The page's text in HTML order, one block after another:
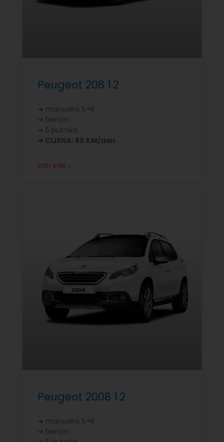
Peugeot 208 1.2
➔ manuelni; 5+R
➔ benzin
➔ 5 putnika
➔ CIJENA: 80 KM/dan
VIDI VIŠE »
Peugeot 2008 1.2
➔ manuelni; 5+R
➔ benzin